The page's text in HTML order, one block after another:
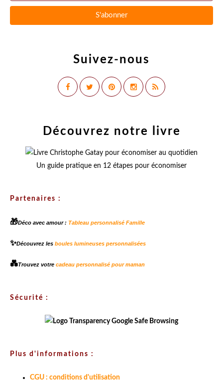
Suivez-nous
Découvrez notre livre
Un guide pratique en 12 étapes pour économiser
Partenaires :
🎁Déco avec amour : Tableau personnalisé Famille
✨Découvrez les boules lumineuses personnalisées
💑Trouvez votre cadeau personnalisé pour maman
Sécurité :
Plus d'informations :
CGU : conditions d'utilisation